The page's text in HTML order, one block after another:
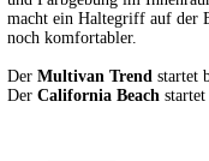
macht ein Haltegriff auf der
noch komfortabler.
Der Multivan Trend startet
Der California Beach